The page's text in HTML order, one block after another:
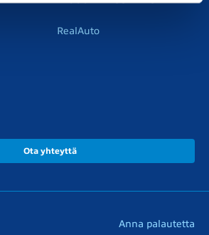
RealAuto
Ota yhteyttä
Anna palautetta